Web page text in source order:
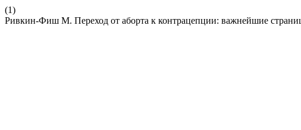
(1)
Ривкин-Фиш М. Переход от аборта к контрацепции: важнейшие